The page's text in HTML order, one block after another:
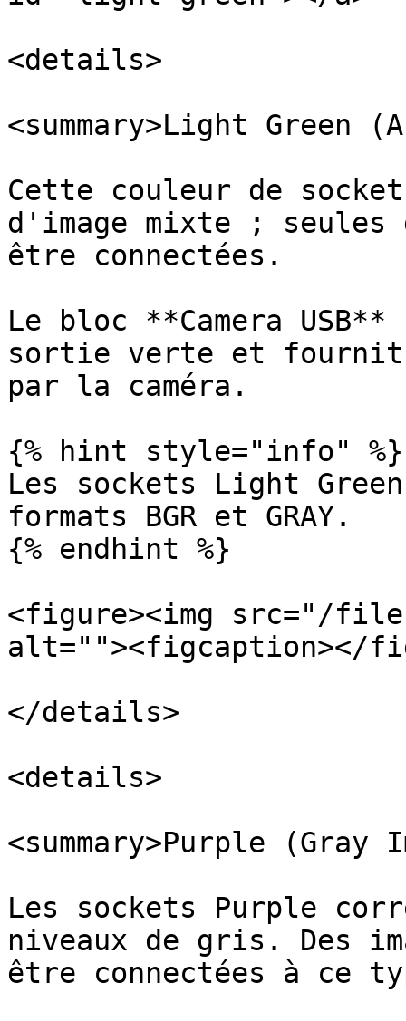
<details>
<summary>Light Green
Cette couleur de
d'image mixte ; seules
être connectées.
Le bloc **Camera
sortie verte et fournit
par la caméra.
{% hint style="info" %}
Les sockets Light
formats BGR et GRAY.
{% endhint %}
<figure><img src="/files/
alt=""><figcaption></
</details>
<details>
<summary>Purple (Gray
Les sockets Purple
niveaux de gris. Des
être connectées à ce